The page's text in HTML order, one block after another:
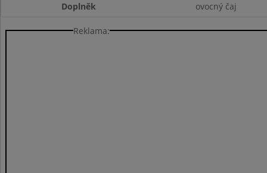
Doplněk
ovocný čaj
Reklama: